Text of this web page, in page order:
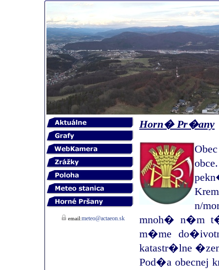
email:meteo@actaeon.sk
Horn� Pr�any
n/
mnoh� n�m
m�me
katastr�lne
Pod�a obecnej